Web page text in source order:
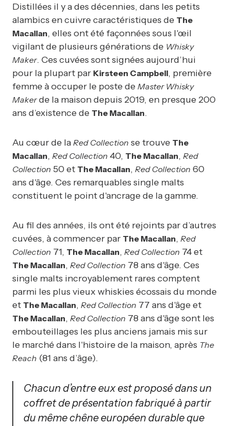
Distillées il y a des décennies, dans les petits
alambics en cuivre caractéristiques de The
Macallan, elles ont été façonnées sous l'œil
vigilant de plusieurs générations de Whisky
Maker. Ces cuvées sont signées aujourd’hui
pour la plupart par Kirsteen Campbell, première
femme à occuper le poste de Master Whisky
Makerde la maison depuis 2019, en presque 200
ans d’existence de The Macallan.
Au cœur de la Red Collection se trouve The
Macallan, Red Collection 40, The Macallan, Red
Collection 50 et The Macallan, Red Collection 60
ans d'âge. Ces remarquables single malts
constituent le point d'ancrage de la gamme.
Au fil des années, ils ont été rejoints par d’autres
cuvées, à commencer par The Macallan, Red
Collection 71, The Macallan, Red Collection 74 et
The Macallan, Red Collection 78 ans d'âge. Ces
single malts incroyablement rares comptent
parmi les plus vieux whiskies écossais du monde
et The Macallan, Red Collection 77 ans d'âge et
The Macallan, Red Collection 78 ans d'âge sont les
embouteillages les plus anciens jamais mis sur
le marché dans l'histoire de la maison, après The
Reach (81 ans d’âge).
Chacun d’entre eux est proposé dans un
coffret de présentation fabriqué à partir
du même chêne européen durable que